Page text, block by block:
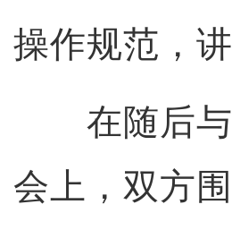
操作规范，
在随后与
会上，双方